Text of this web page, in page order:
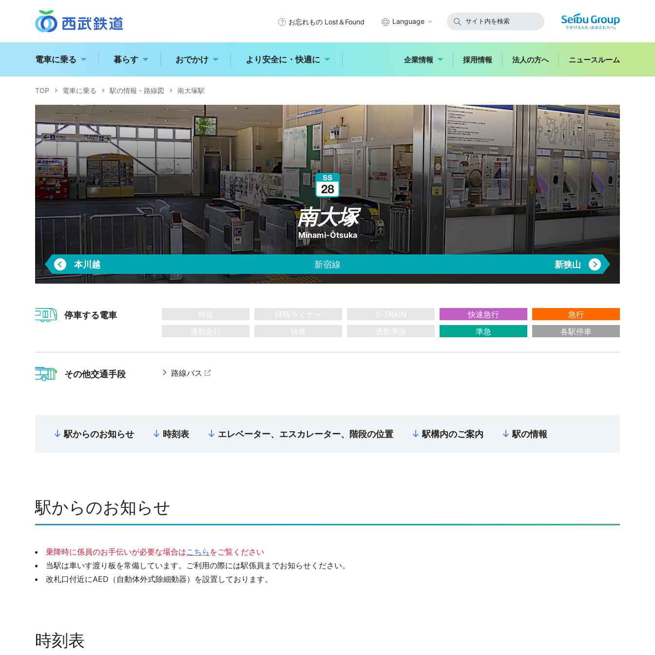
お忘れもの Lost＆Found Language
電車に乗る
電車に乗るトップ
駅の情報・路線図 きっぷ・PASMO・定期券
特急電車・座席指定列車 時刻表
運賃案内 乗換案内
バリアフリー情報
お子さま連れのお客さま・
妊娠中のお客さま
臨時電車のお知らせ
デジタル西武時刻表
暮らす
暮らすトップ
西武線沿線で暮らす
江古田 練馬 大泉学園 ひばりヶ丘 入間市
飯能 中井 田無 所沢 玉川上水
もっと知りたい！西武線沿線の暮らし
スポーツ・文化活動
ワークスポット
フィットネス
ショッピング
西武鉄道グッズ
地域活性化に関する取り組み
西武鉄道 子育て応援サイト
おでかけ
おでかけ
おでかけトップ
エリアから探す
秩父 川越 所沢
石神井
入間・狭山 拝島 副都心
ジャンルから探す
レジャー 体験 食事 スイーツ
花
自然
歴史 文化 ハイキング バス
イベント・キャンペーン
おトクなきっぷ
西武ニュース fillute
サイクルトレイン
広報誌 西武鉄道かわら版
西武線運転シミュレータ 体験可能施設情報
より安全に・快適に
より安全に・快
適に
より安全に・快適に
トップ
安全を守るために 快適にご利用いただくために
未来へ進む新宿線 西武鉄道からのお願い
バリアフリー情報
お子さま連れのお客さま・
妊娠中のお客さま
大規模地震への備え 介助事前受付サービス
企業情報
企業情報
企業情報トップ
トップメッセージ サステナビリティアクション
経営理念 西武グループの沿線施設
企業概要 公式アカウント一覧
公式YouTube
採用情報 法人の方へ ニュースルーム
TOP 電車に乗る 駅の情報・路線図 南大塚駅
南大塚
Minami-Ōtsuka
新宿線
本川越 新狭山
停車する電車 特急 拝島ライナー S-TRAIN 快速急行
急行
通勤急行
快速 通勤準急 準急 各駅停車
その他交通手段 路線バス
駅からのお知らせ 時刻表 エレベーター、エスカレーター、階段の位置 駅構内のご案内 駅の情報
駅からのお知らせ
乗降時に係員のお手伝いが必要な場合はこちら をご覧ください
当駅は車いす渡り板を常備しています。ご利用の際には駅係員までお知らせください。
改札口付近にAED（自動体外式除細動器）を設置しております。
時刻表